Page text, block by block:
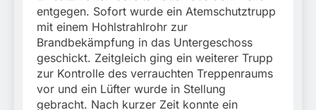
entgegen. Sofort wurde ein Atemschutztrupp
mit einem Hohlstrahlrohr zur
Brandbekämpfung in das Untergeschoss
geschickt. Zeitgleich ging ein weiterer Trupp
zur Kontrolle des verrauchten Treppenraums
vor und ein Lüfter wurde in Stellung
gebracht. Nach kurzer Zeit konnte ein